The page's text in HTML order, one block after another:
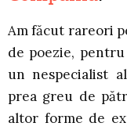
Am făcut rareori
de poezie,
un nespecialist
prea greu de
altor forme de